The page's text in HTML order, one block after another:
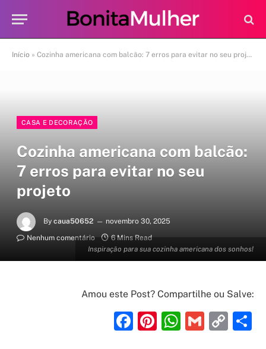
Início » Cozinha americana com balcão: 7 erros para evitar no seu projeto
Inspiração para sua cozinha americana dos sonhos!
CASA E DECORAÇÃO
Cozinha americana com balcão:
7 erros para evitar no seu
projeto
By caua50652
novembro 30, 2025
Nenhum comentário
6 Mins Read
Amou este Post? Compartilhe ou Salve:
Facebook
Pinterest
Gmail